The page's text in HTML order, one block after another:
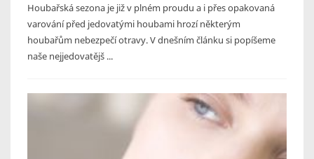
Houbařská sezona je již v plném proudu a i přes opakovaná
varování před jedovatými houbami hrozí některým
houbařům nebezpečí otravy. V dnešním článku si popíšeme
naše nejjedovatějš ...